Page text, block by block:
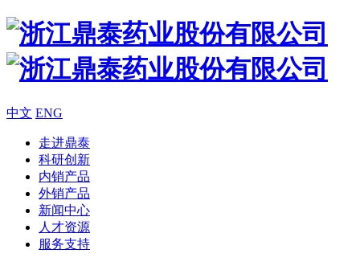
中文 ENG
走进鼎泰
科研创新
内销产品
外销产品
新闻中心
人才资源
服务支持